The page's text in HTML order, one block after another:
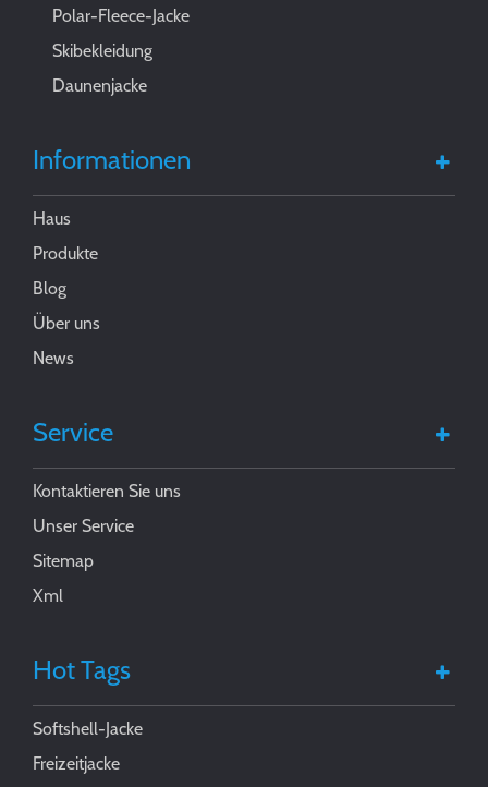
Polar-Fleece-Jacke
Skibekleidung
Daunenjacke
Informationen
Haus
Produkte
Blog
Über uns
News
Service
Kontaktieren Sie uns
Unser Service
Sitemap
Xml
Hot Tags
Softshell-Jacke
Freizeitjacke